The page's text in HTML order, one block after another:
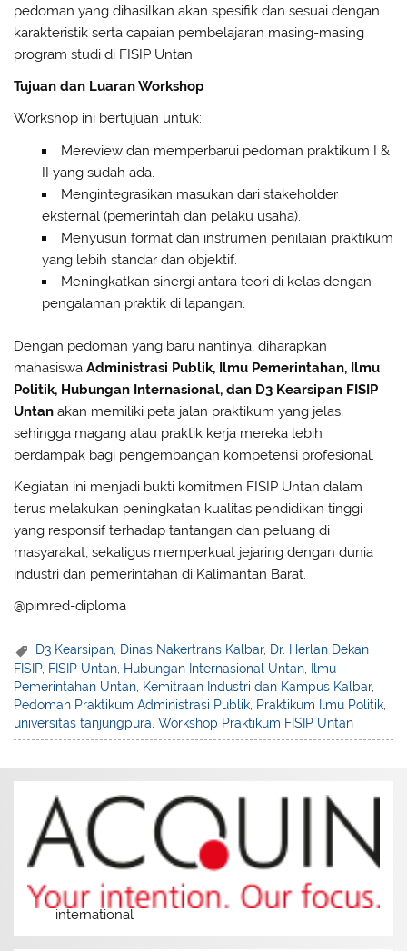
pedoman yang dihasilkan akan spesifik dan sesuai dengan
karakteristik serta capaian pembelajaran masing-masing
program studi di FISIP Untan.
Tujuan dan Luaran Workshop
Workshop ini bertujuan untuk:
Mereview dan memperbarui pedoman praktikum I &
II yang sudah ada.
Mengintegrasikan masukan dari stakeholder
eksternal (pemerintah dan pelaku usaha).
Menyusun format dan instrumen penilaian praktikum
yang lebih standar dan objektif.
Meningkatkan sinergi antara teori di kelas dengan
pengalaman praktik di lapangan.
Dengan pedoman yang baru nantinya, diharapkan
mahasiswaAdministrasi Publik, Ilmu Pemerintahan, Ilmu
Politik, Hubungan Internasional, dan D3 Kearsipan FISIP
Untan akan memiliki peta jalan praktikum yang jelas,
sehingga magang atau praktik kerja mereka lebih
berdampak bagi pengembangan kompetensi profesional.
Kegiatan ini menjadi bukti komitmen FISIP Untan dalam
terus melakukan peningkatan kualitas pendidikan tinggi
yang responsif terhadap tantangan dan peluang di
masyarakat, sekaligus memperkuat jejaring dengan dunia
industri dan pemerintahan di Kalimantan Barat.
@pimred-diploma
D3 Kearsipan Dinas Nakertrans Kalbar, Dr. Herlan Dekan
FISIP, FISIP Untan Hubungan Internasional Untan
Ilmu
Pemerintahan Untan Kemitraan Industri dan Kampus Kalbar,
Pedoman Praktikum Administrasi Publik Praktikum Ilmu Politik
universitas tanjungpura ,Workshop Praktikum FISIP Untan
international